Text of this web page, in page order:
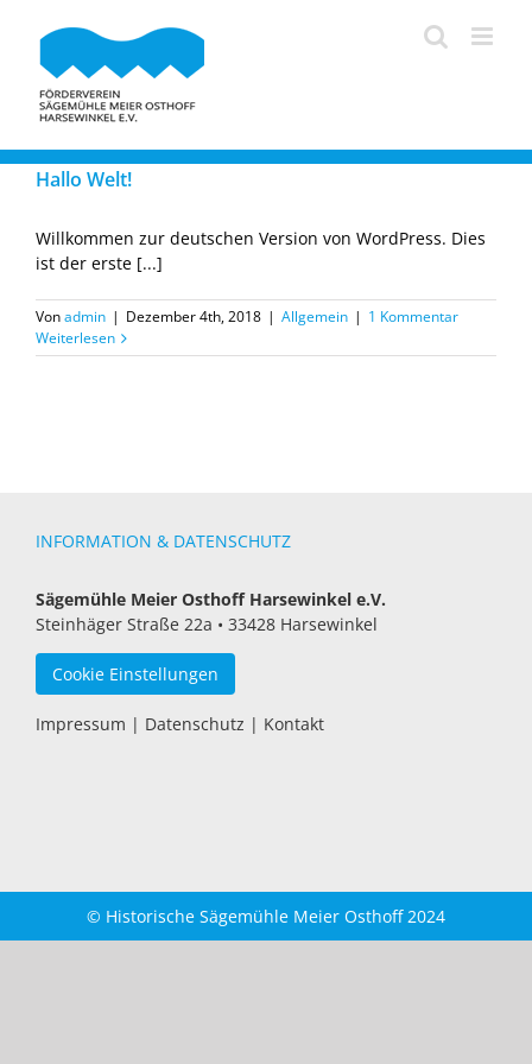
Inhalt
springen
Hallo Welt!
Willkommen zur deutschen Version von WordPress. Dies
ist der erste [...]
Vonadmin | Dezember 4th, 2018 | Allgemein | 1 Kommentar
Weiterlesen
INFORMATION & DATENSCHUTZ
Sägemühle Meier Osthoff Harsewinkel e.V.
Steinhäger Straße 22a • 33428 Harsewinkel
Cookie Einstellungen
Impressum | Datenschutz | Kontakt
© Historische Sägemühle Meier Osthoff 2024